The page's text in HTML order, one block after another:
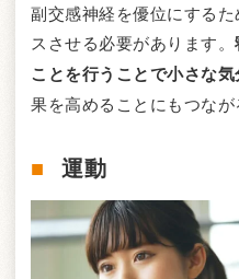
副交感神経を優位にする
スさせる必要があります。
ことを行うことで小さな
果を高めることにもつなが
運動